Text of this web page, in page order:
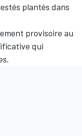
plantés dans
provisoire au
qui